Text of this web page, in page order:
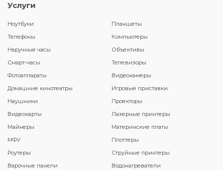
Услуги
Ноутбуки
Планшеты
Телефоны
Компьютеры
Наручные часы
Объективы
Смарт-часы
Телевизоры
Фотоаппараты
Видеокамеры
Домашние кинотеатры
Игровые приставки
Наушники
Проекторы
Видеокарты
Лазерные принтеры
Майнеры
Материнские платы
МФУ
Плоттеры
Роутеры
Струйные принтеры
Варочные панели
Водонагреватели